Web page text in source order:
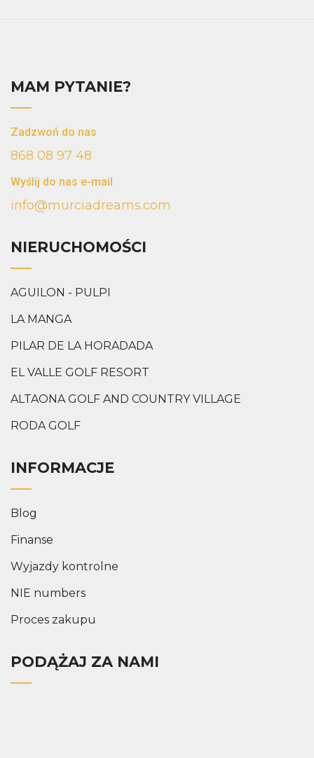
MAM PYTANIE?
Zadzwoń do nas
868 08 97 48
Wyślij do nas e-mail
info@murciadreams.com
NIERUCHOMOŚCI
AGUILON - PULPI
LA MANGA
PILAR DE LA HORADADA
EL VALLE GOLF RESORT
ALTAONA GOLF AND COUNTRY VILLAGE
RODA GOLF
INFORMACJE
Blog
Finanse
Wyjazdy kontrolne
NIE numbers
Proces zakupu
PODĄŻAJ ZA NAMI